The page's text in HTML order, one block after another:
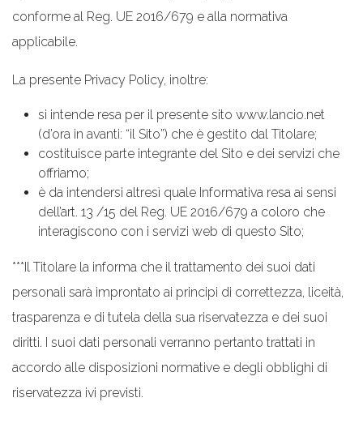
conforme al Reg. UE 2016/679 e alla normativa
applicabile.
La presente Privacy Policy, inoltre:
si intende resa per il presente sito www.lancio.net
(d’ora in avanti: “il Sito”) che è gestito dal Titolare;
costituisce parte integrante del Sito e dei servizi che
offriamo;
è da intendersi altresì quale Informativa resa ai sensi
dell’art. 13 /15 del Reg. UE 2016/679 a coloro che
interagiscono con i servizi web di questo Sito;
***Il Titolare la informa che il trattamento dei suoi dati
personali sarà improntato ai principi di correttezza, liceità,
trasparenza e di tutela della sua riservatezza e dei suoi
diritti. I suoi dati personali verranno pertanto trattati in
accordo alle disposizioni normative e degli obblighi di
riservatezza ivi previsti.